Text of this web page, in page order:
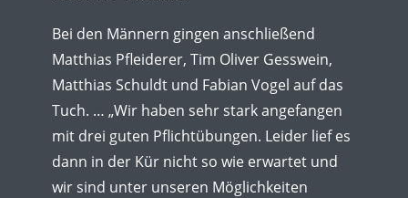
Bei den Männern gingen anschließend
Matthias Pfleiderer, Tim Oliver Gesswein,
Matthias Schuldt und Fabian Vogel auf das
Tuch. … „Wir haben sehr stark angefangen
mit drei guten Pflichtübungen. Leider lief es
dann in der Kür nicht so wie erwartet und
wir sind unter unseren Möglichkeiten